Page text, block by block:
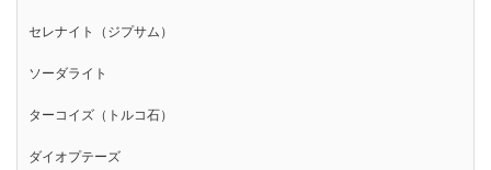
セレナイト（ジプサム）
ソーダライト
ターコイズ（トルコ石）
ダイオプテーズ